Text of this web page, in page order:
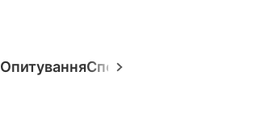
ОпитуванняСпецпроєкти